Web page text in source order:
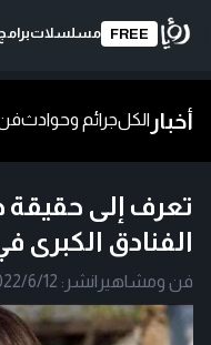
FREE مسلسلاتبرامج
أخبار الكلجرائم وحوادث
تعرف إلى حقيقة
الفنادق الكبرى
فن ومشاهير |نشر: 6/12